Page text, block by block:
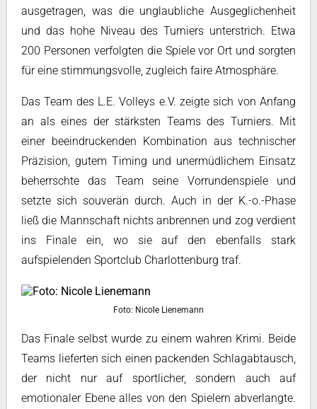
ausgetragen, was die unglaubliche Ausgeglichenheit
und das hohe Niveau des Turniers unterstrich. Etwa
200 Personen verfolgten die Spiele vor Ort und sorgten
für eine stimmungsvolle, zugleich faire Atmosphäre.
Das Team des L.E. Volleys e.V. zeigte sich von Anfang
an als eines der stärksten Teams des Turniers. Mit
einer beeindruckenden Kombination aus technischer
Präzision, gutem Timing und unermüdlichem Einsatz
beherrschte das Team seine Vorrundenspiele und
setzte sich souverän durch. Auch in der K.-o.-Phase
ließ die Mannschaft nichts anbrennen und zog verdient
ins Finale ein, wo sie auf den ebenfalls stark
aufspielenden Sportclub Charlottenburg traf.
Foto: Nicole Lienemann
Das Finale selbst wurde zu einem wahren Krimi. Beide
Teams lieferten sich einen packenden Schlagabtausch,
der nicht nur auf sportlicher, sondern auch auf
emotionaler Ebene alles von den Spielern abverlangte.